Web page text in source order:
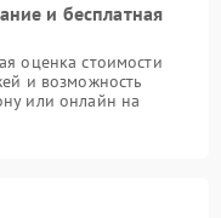
и бесплатная
оценка стоимости
и возможность
или онлайн на